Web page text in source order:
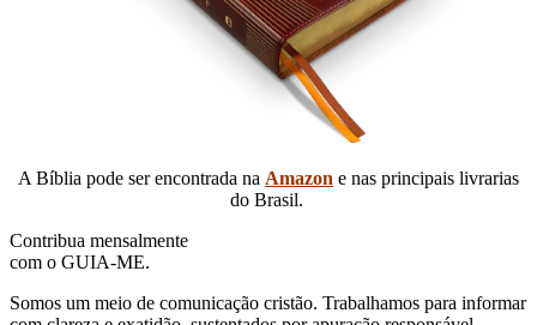
A Bíblia pode ser encontrada na Amazon e nas principais livrarias
do Brasil.
Contribua mensalmente
com o GUIA-ME.
Somos um meio de comunicação cristão. Trabalhamos para informar